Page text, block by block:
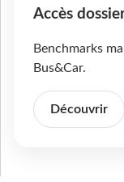
Accès
Benchmarks
Bus&Car.
Découvrir